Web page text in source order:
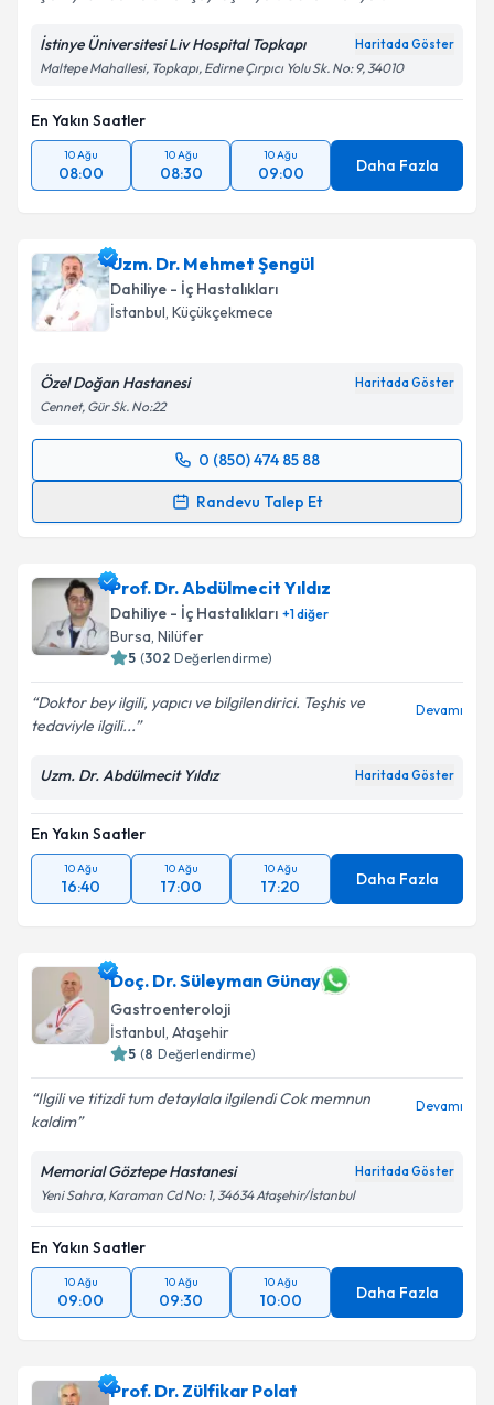
İstinye Üniversitesi Liv Hospital Topkapı Haritada Göster
Maltepe Mahallesi, Topkapı, Edirne Çırpıcı Yolu Sk. No: 9, 34010
En Yakın Saatler
10 Ağu
08:00
10 Ağu
08:30
10 Ağu
09:00 Daha Fazla
Uzm. Dr. Mehmet Şengül
Dahiliye - İç Hastalıkları
İstanbul, Küçükçekmece
Özel Doğan Hastanesi Haritada Göster
Cennet, Gür Sk. No:22
0 (850) 474 85 88
Randevu Talep Et
Randevu Takvimi Talebi
takvim hazırlandığında e-posta ile bilgilendireceğiz.
E-posta Adresiniz
Kişisel verilerimin işlenmesine ilişkin
kapsamda işlenmesini kabul ediyorum.
Takvim Talebini Gönder
Prof. Dr. Abdülmecit Yıldız
Dahiliye - İç Hastalıkları +1diğer
Bursa, Nilüfer
5 (302 Değerlendirme)
Doktor bey ilgili, yapıcı ve bilgilendirici. Teşhis ve
tedaviyle ilgili...
Devamı
Uzm. Dr. Abdülmecit Yıldız Haritada Göster
En Yakın Saatler
10 Ağu
16:40
10 Ağu
17:00
10 Ağu
17:20 Daha Fazla
Doç. Dr. Süleyman Günay
Gastroenteroloji
İstanbul, Ataşehir
5 (8 Değerlendirme)
Ilgili ve titizdi tum detaylala ilgilendi Cok memnun
kaldim
Devamı
Memorial Göztepe Hastanesi Haritada Göster
Yeni Sahra, Karaman Cd No: 1, 34634 Ataşehir/İstanbul
En Yakın Saatler
10 Ağu
09:00
10 Ağu
09:30
10 Ağu
10:00 Daha Fazla
Prof. Dr. Zülfikar Polat